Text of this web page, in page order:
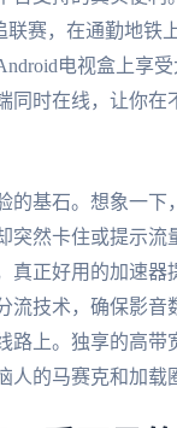
联赛，在通勤地铁
电视盒上享
同时在线，让你在
的基石。想象一下
突然卡住或提示流
真正好用的加速器
流技术，确保影音
路上。独享的高带
人的马赛克和加载